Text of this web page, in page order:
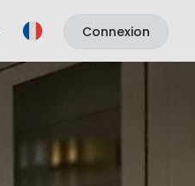
Connexion